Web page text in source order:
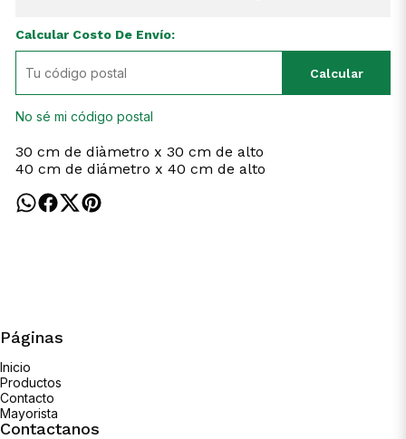
Calcular Costo De Envío:
Calcular
No sé mi código postal
30 cm de diàmetro x 30 cm de alto
40 cm de diámetro x 40 cm de alto
Páginas
Inicio
Productos
Contacto
Mayorista
Contactanos